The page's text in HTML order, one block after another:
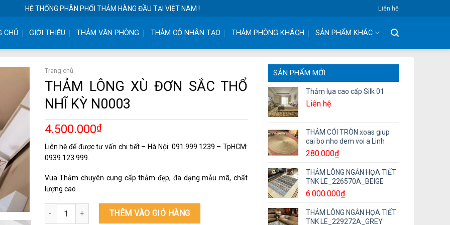
HỆ THỐNG PHÂN PHỐI THẢM HÀNG ĐẦU TẠI VIỆT NAM ! Liên hệ
CHỦ GIỚI THIỆU THẢM VĂN PHÒNG THẢM CỎ NHÂN TẠO THẢM PHÒNG KHÁCH SẢN PHẨM KHÁC
SẢN PHẨM MỚI
Thảm lụa cao cấp Silk 01
Liên hệ
THẢM CÓI TRÒN xoas giup
cai bo nho dem voi a Linh
280.000₫
THẢM LÔNG NGẮN HỌA TIẾT
TNK LE_226570A_BEIGE
6.000.000₫
THẢM LÔNG NGẮN HỌA TIẾT
TNK LE_229272A_GREY
Trang chủ
THẢM LÔNG XÙ ĐƠN SẮC THỔ
NHĨ KỲ N0003
4.500.000₫
Liên hệ để được tư vấn chi tiết – Hà Nội: 091.999.1239 – TpHCM:
0939.123.999.
Vua Thảm chuyên cung cấp thảm đẹp, đa dạng mẫu mã, chất
lượng cao
THẢM LÔNG XÙ ĐƠN SẮC THỔ NHĨ KỲ N0003 số lượng
THÊM VÀO GIỎ HÀNG